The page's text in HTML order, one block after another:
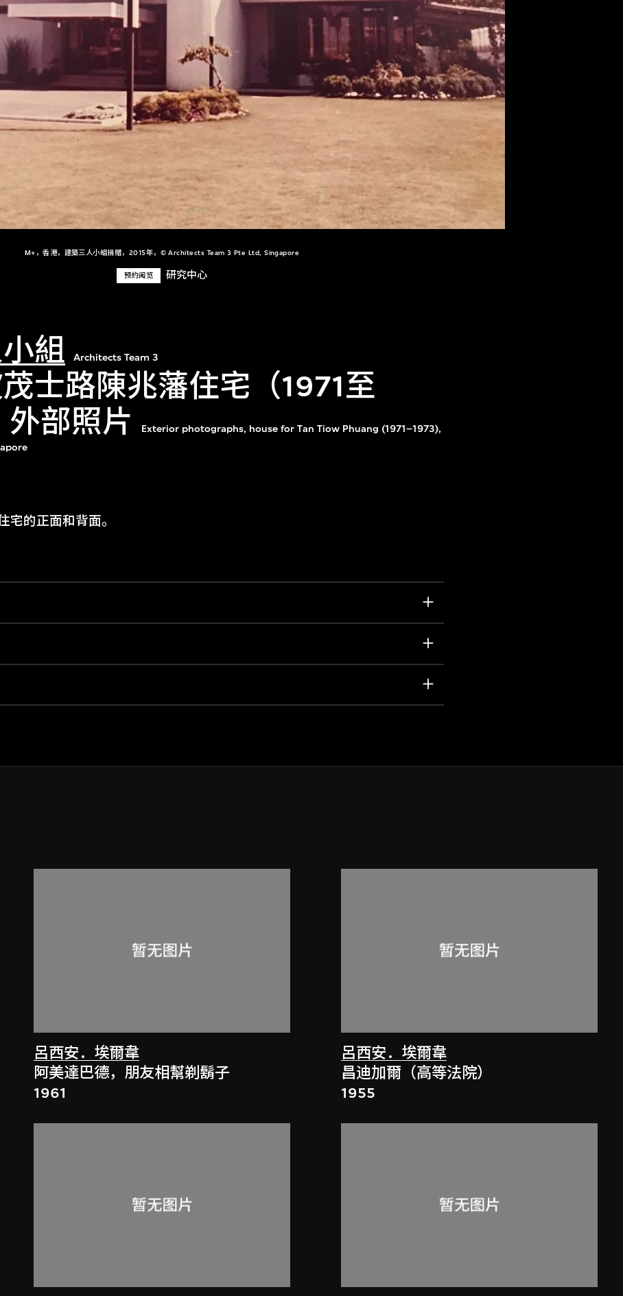
M+，香港，建築三人小組捐贈，2015年，© Architects Team 3 Pte Ltd, Singapore
预约阅览 研究中心
組 Architects Team 3
士路陳兆藩住宅（1971至
部照片
Exterior photographs, house for Tan Tiow Phuang (1971–1973),
宅的正面和背面。
呂西安．埃爾韋
阿美達巴德，朋友相幫剃鬍子
1961
呂西安．埃爾韋
昌迪加爾（高等法院）
1955